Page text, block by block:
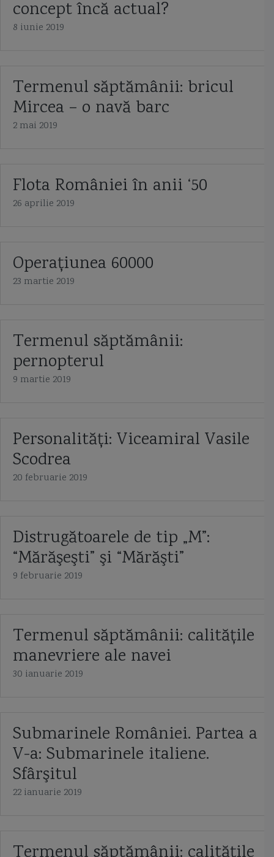
concept încă actual?
8 iunie 2019
Termenul săptămânii: bricul
Mircea – o navă barc
2 mai 2019
Flota României în anii ‘50
26 aprilie 2019
Operaţiunea 60000
23 martie 2019
Termenul săptămânii:
pernopterul
9 martie 2019
Personalități: Viceamiral Vasile
Scodrea
20 februarie 2019
Distrugătoarele de tip „M”:
“Mărăşeşti” şi “Mărăşti”
9 februarie 2019
Termenul săptămânii: calităţile
manevriere ale navei
30 ianuarie 2019
Submarinele României. Partea a
V-a: Submarinele italiene.
Sfârşitul
22 ianuarie 2019